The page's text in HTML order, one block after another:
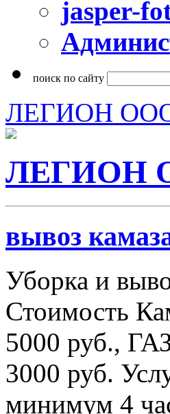
jasper-
поиск по сайту
ЛЕГИОН
ЛЕГИОН
вывоз
Уборка и
Стоимость
5000 руб.,
3000 руб.
минимум 4